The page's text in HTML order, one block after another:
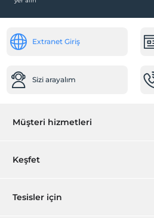
Extranet Giriş
Sizi arayalım
Müşteri hizmetleri
Rezervasyon yönet
Keşfet
Hediye Kart
Tesisler için